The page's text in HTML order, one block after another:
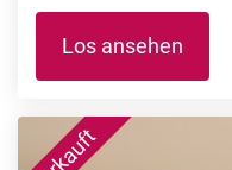
Los ansehen